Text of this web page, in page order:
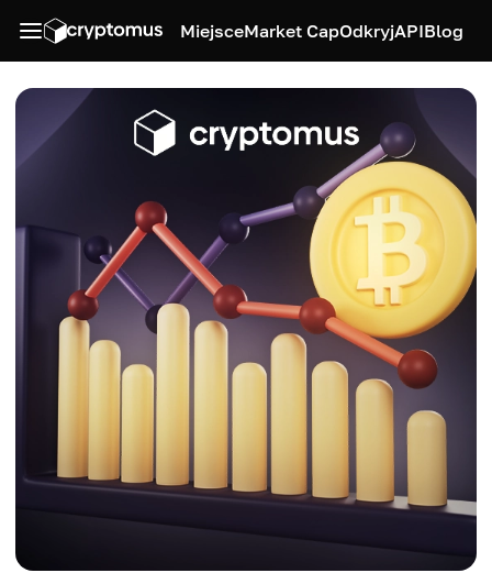
MiejsceMarket CapOdkryjAPIBlog